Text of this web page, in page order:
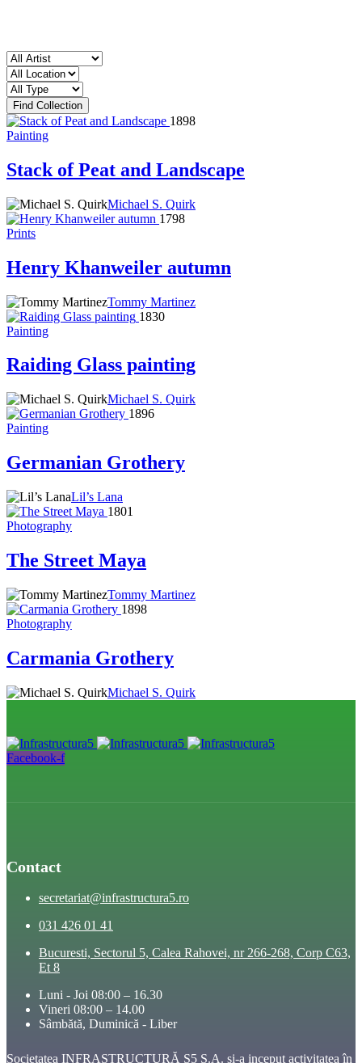
1898
Painting
Stack of Peat and Landscape
Michael S. Quirk
1798
Prints
Henry Khanweiler autumn
Tommy Martinez
1830
Painting
Raiding Glass painting
Michael S. Quirk
1896
Painting
Germanian Grothery
Lil’s Lana
1801
Photography
The Street Maya
Tommy Martinez
1898
Photography
Carmania Grothery
Michael S. Quirk
Facebook-f
Contact
secretariat@infrastructura5.ro
031 426 01 41
Bucuresti, Sectorul 5, Calea Rahovei, nr 266-268, Corp C63,
Et 8
Luni - Joi 08:00 – 16.30
Vineri 08:00 – 14.00
Sâmbătă, Duminică - Liber
Societatea INFRASTRUCTURĂ S5 S.A. și-a inceput activitatea în